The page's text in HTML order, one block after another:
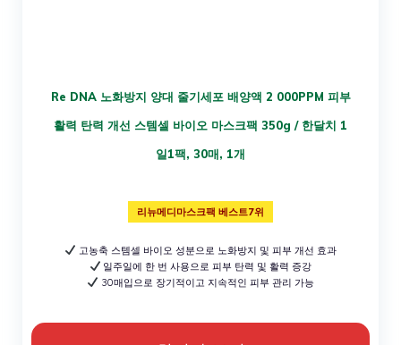
Re DNA 노화방지 양대 줄기세포 배양액 2 000PPM 피부
활력 탄력 개선 스템셀 바이오 마스크팩 350g / 한달치 1
일1팩, 30매, 1개
리뉴메디마스크팩 베스트7위
고농축 스템셀 바이오 성분으로 노화방지 및 피부 개선 효과
일주일에 한 번 사용으로 피부 탄력 및 활력 증강
30매입으로 장기적이고 지속적인 피부 관리 가능